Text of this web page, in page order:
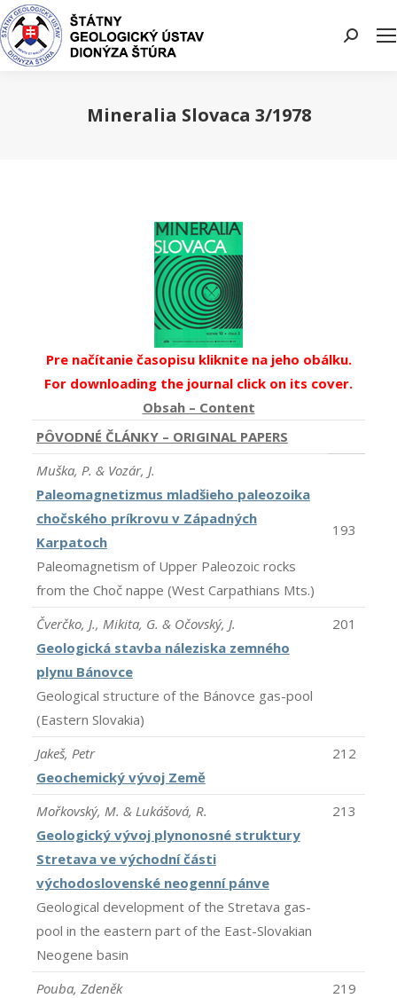
Search:
Mineralia Slovaca 3/1978
Pre načítanie časopisu kliknite na jeho obálku.
For downloading the journal click on its cover.
Obsah – Content
PÔVODNÉ ČLÁNKY – ORIGINAL PAPERS
Muška, P. & Vozár, J.
Paleomagnetizmus mladšieho paleozoika
chočského príkrovu v Západných
Karpatoch
Paleomagnetism of Upper Paleozoic rocks
from the Choč nappe (West Carpathians Mts.)
193
Čverčko, J., Mikita, G. & Očovský, J.
Geologická stavba náleziska zemného
plynu Bánovce
Geological structure of the Bánovce gas-pool
(Eastern Slovakia)
201
Jakeš, Petr
Geochemický vývoj Země
212
Mořkovský, M. & Lukášová, R.
Geologický vývoj plynonosné struktury
Stretava ve východní části
východoslovenské neogenní pánve
Geological development of the Stretava gas-
pool in the eastern part of the East-Slovakian
Neogene basin
213
Pouba, Zdeněk
219